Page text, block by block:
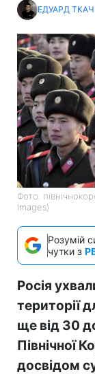
ЕДУАРД ТКАЧ
Фото:
Images)
Розумій
чутки з
Росія
території
ще від 30
Північної
досвідом